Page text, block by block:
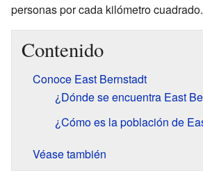
personas por cada kilómetro cuadrado.
Contenido
Conoce East Bernstadt
¿Dónde se encuentra East
¿Cómo es la población de
Véase también